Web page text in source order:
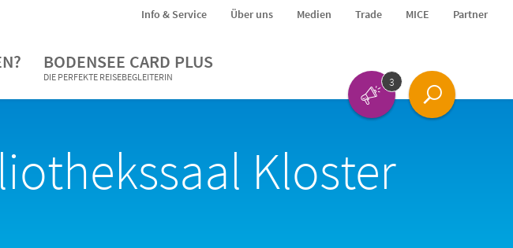
Info & Service Über uns Medien Trade MICE Partner
BODENSEE CARD PLUS
DIE PERFEKTE REISEBEGLEITERIN 3
Kloster